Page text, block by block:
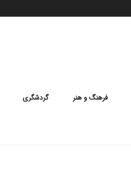
فرهنگ و هنر گردشگری